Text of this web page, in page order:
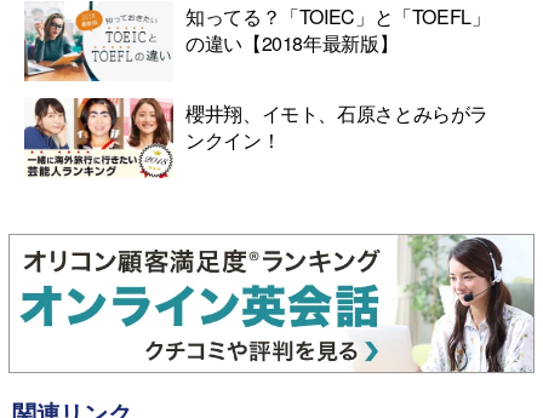
知ってる？「TOIEC」と「TOEFL」
の違い【2018年最新版】
櫻井翔、イモト、石原さとみらがラ
ンクイン！